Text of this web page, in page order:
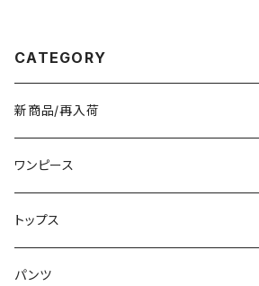
ざ丈ワンピース ンプル 韓国ファ
深Vネック ベージュ シンプル 1
0078
CATEGORY
新商品/再入荷
ワンピース
ミニ/ショート
ミディアム/ミモレ
トップス
Tシャツ/カットソー
パンツ